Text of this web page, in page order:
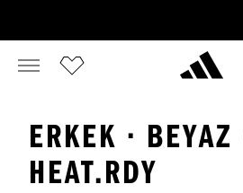
ERKEK ·
HEAT.RDY